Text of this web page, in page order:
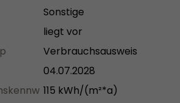
Sonstige
liegt vor
Verbrauchsausweis
04.07.2028
115 kWh/(m²*a)